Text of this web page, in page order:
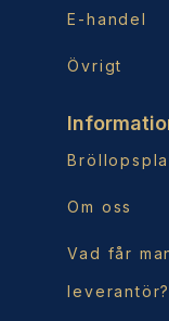
E-handel
Övrigt
Om oss
Vad får
leverantör?